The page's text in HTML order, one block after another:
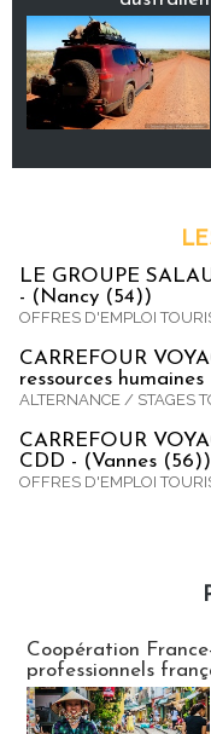
LE GROUPE
- (Nancy (54))
OFFRES D'EMPLOI
CARREFOUR
ressources
ALTERNANCE / STAGES
CARREFOUR
CDD - (Vannes (56))
OFFRES D'EMPLOI
Coopération
professionnels